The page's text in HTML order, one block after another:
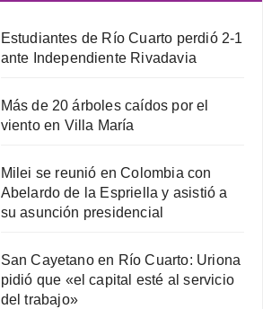
Estudiantes de Río Cuarto perdió 2-1
ante Independiente Rivadavia
Más de 20 árboles caídos por el
viento en Villa María
Milei se reunió en Colombia con
Abelardo de la Espriella y asistió a
su asunción presidencial
San Cayetano en Río Cuarto: Uriona
pidió que «el capital esté al servicio
del trabajo»